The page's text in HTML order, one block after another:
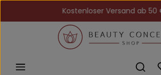
Zum Hauptinhalt springenKostenloser Versand ab 50